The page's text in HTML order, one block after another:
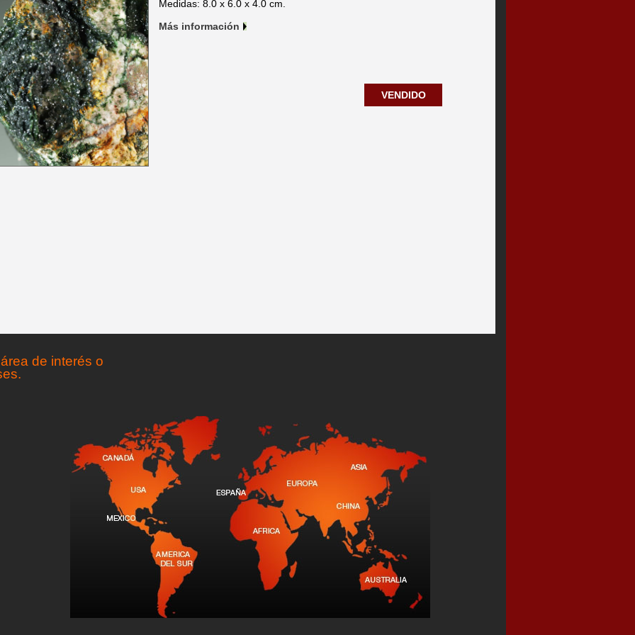
Medidas: 8.0 x 6.0 x 4.0 cm.
Más información
VENDIDO
de interés o